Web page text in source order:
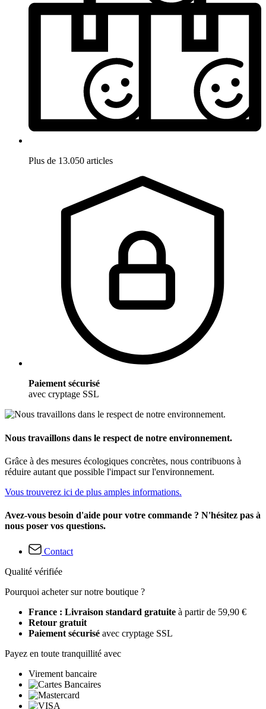
Plus de 13.050 articles
Paiement sécurisé
avec cryptage SSL
Nous travaillons dans le respect de notre environnement.
Grâce à des mesures écologiques concrètes, nous contribuons à
réduire autant que possible l'impact sur l'environnement.
Vous trouverez ici de plus amples informations.
Avez-vous besoin d'aide pour votre commande ? N'hésitez pas à
nous poser vos questions.
Contact
Qualité vérifiée
Pourquoi acheter sur notre boutique ?
France : Livraison standard gratuite à partir de 59,90 €
Retour gratuit
Paiement sécurisé avec cryptage SSL
Payez en toute tranquillité avec
Virement bancaire